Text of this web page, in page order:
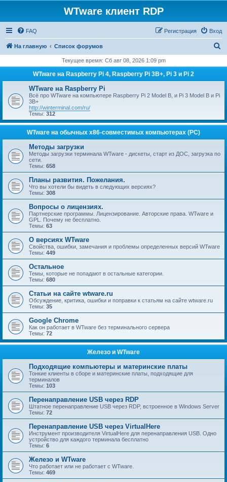
WTware клиент RDP
FAQ Вход
Регистрация
На главную Список форумов
с
Текущее время: Сб авг 08, 2026 1:09 pm
WTware на Raspberry Pi 4, Raspberry Pi 3B+, Pi 3 и Pi 2
WTware на Raspberry Pi
Всё про WTware на компьютере Raspberry Pi 2 Model B, и Pi 3 Model B и Pi
3B+
http://winterminal.com/ru/
Темы: 312
WTware на обычных x86-совместимых компьютерах (PC)
Методы загрузки
Методы загрузки терминала WTware - дискеты, старт из ДОС, загрузка по
сети.
Темы: 658
Планы развития. Пожелания.
Что вы хотели бы видеть в следующих версиях?
Темы: 308
Вопросы о лицензиях.
Партнерские программы. Лицензирование. Авторские права. WTware и
GPL. Почему не бесплатно.
Темы: 63
О версиях WTware
Свойства, ошибки, замечания и проблемы определенных версий WTware
Темы: 449
Остальное
Темы, которые не попадают в остальные категории.
Темы: 680
Статьи на сайте wtware.ru
Обсуждение, критика, ошибки и поправки к статьям на сайте wtware.ru
Темы: 35
Google Chrome
Как он работает в WTware без терминального сервера
Темы: 72
Железо и WTware
Подходящие компьютеры и материнские платы
Тонкие клиенты в сборе и материнские платы, подходящие для
терминалов
Темы: 103
Перенаправление USB через RDP
Штатное перенаправление USB через RDP, встроенное в Windows Server
Темы: 72
Перенаправление USB через VirtualHere
Инструмент производителя VirtualHere для перенаправления USB. Одно
устройство для каждого терминала бесплатно
Темы: 6
Железо и WTware
Что работает или не работает с WTware.
Темы: 469